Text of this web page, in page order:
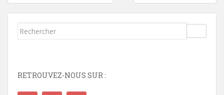
de
l’article
Rechercher...
RETROUVEZ-NOUS SUR :